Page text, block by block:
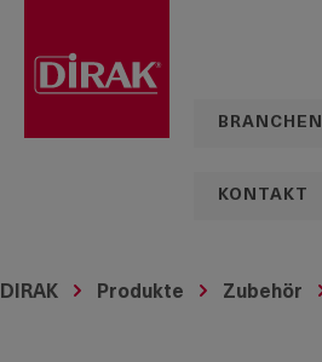
BRANCHEN
KONTAKT
DIRAK Produkte Zubehör